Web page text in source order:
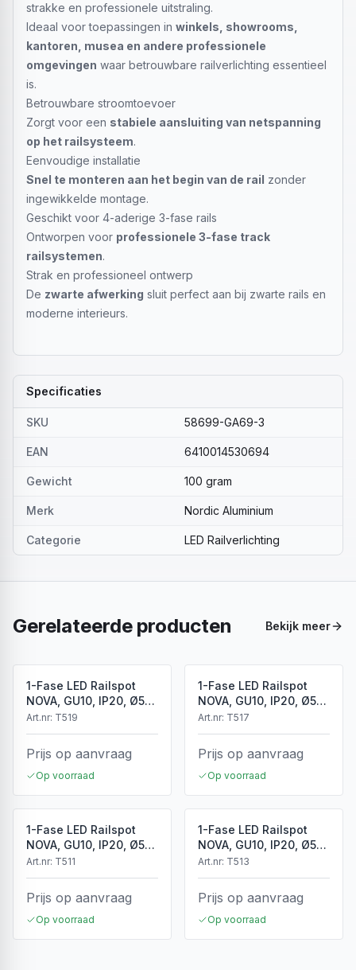
strakke en professionele uitstraling.
Ideaal voor toepassingen in winkels, showrooms,
kantoren, musea en andere professionele
omgevingen waar betrouwbare railverlichting essentieel
is.
Betrouwbare stroomtoevoer
Zorgt voor een stabiele aansluiting van netspanning
op het railsysteem.
Eenvoudige installatie
Snel te monteren aan het begin van de rail zonder
ingewikkelde montage.
Geschikt voor 4-aderige 3-fase rails
Ontworpen voor professionele 3-fase track
railsystemen.
Strak en professioneel ontwerp
De zwarte afwerking sluit perfect aan bij zwarte rails en
moderne interieurs.
Specificaties
SKU 58699-GA69-3
EAN 6410014530694
Gewicht 100 gram
Merk Nordic Aluminium
Categorie LED Railverlichting
Gerelateerde producten Bekijk meer
1-Fase LED Railspot
NOVA, GU10, IP20, Ø56
x 85 mm, Antiek Brons
Art.nr: T519
Prijs op aanvraag
Op voorraad
1-Fase LED Railspot
NOVA, GU10, IP20, Ø56
x 85 mm, Brons
Art.nr: T517
Prijs op aanvraag
Op voorraad
1-Fase LED Railspot
NOVA, GU10, IP20, Ø56
x 85 mm, Wit
Art.nr: T511
Prijs op aanvraag
Op voorraad
1-Fase LED Railspot
NOVA, GU10, IP20, Ø56
x 85 mm, Zwart
Art.nr: T513
Prijs op aanvraag
Op voorraad